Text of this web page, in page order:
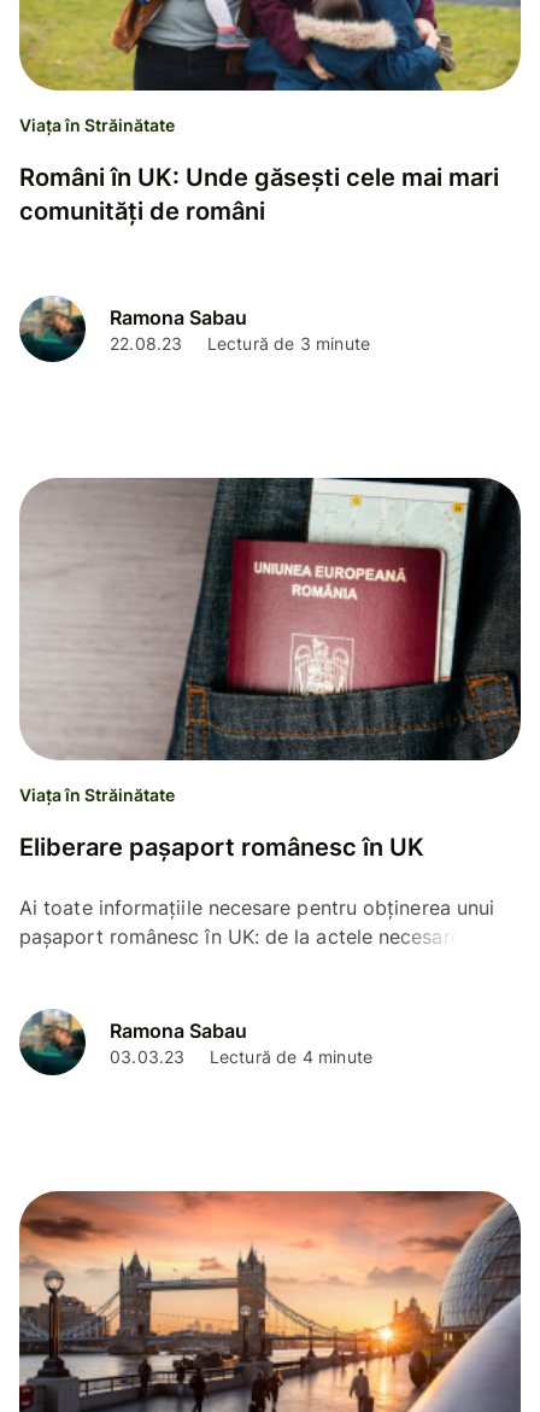
Viața în Străinătate
Români în UK: Unde găsești cele mai mari
comunități de români
Ramona Sabau
22.08.23 Lectură de 3 minute
Viața în Străinătate
Eliberare pașaport românesc în UK
Ai toate informațiile necesare pentru obținerea unui
pașaport românesc în UK: de la actele necesare și
Ramona Sabau
03.03.23 Lectură de 4 minute